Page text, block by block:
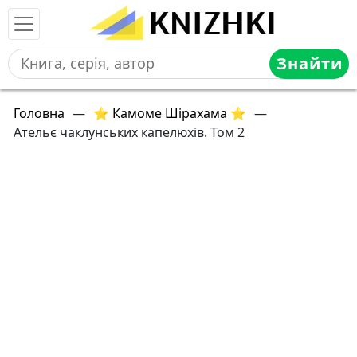
Знайти
Головна — ⭐ Камоме Шірахама ⭐ —
Ательє чаклунських капелюхів. Том 2